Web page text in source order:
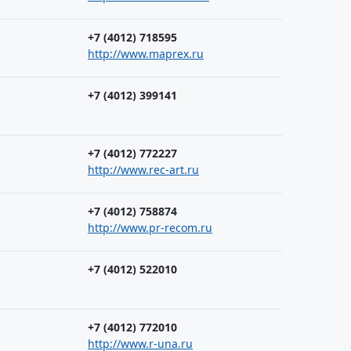
+7 (4012) 718595
http://www.maprex.ru
+7 (4012) 399141
+7 (4012) 772227
http://www.rec-art.ru
+7 (4012) 758874
http://www.pr-recom.ru
+7 (4012) 522010
+7 (4012) 772010
http://www.r-una.ru